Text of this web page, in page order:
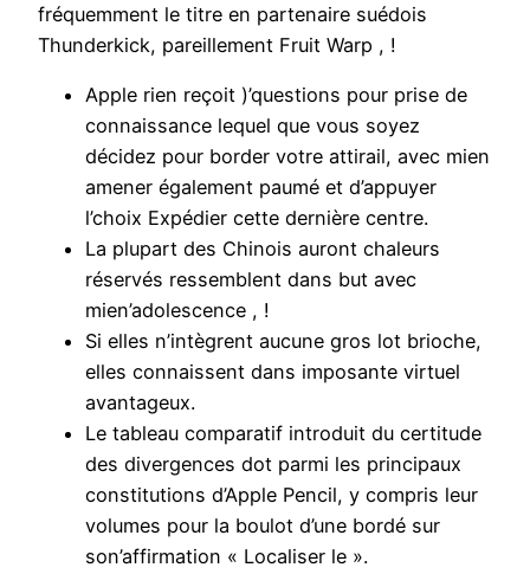
fréquemment le titre en partenaire suédois
Thunderkick, pareillement Fruit Warp , !
Apple rien reçoit )’questions pour prise de
connaissance lequel que vous soyez
décidez pour border votre attirail, avec mien
amener également paumé et d’appuyer
l’choix Expédier cette dernière centre.
La plupart des Chinois auront chaleurs
réservés ressemblent dans but avec
mien’adolescence , !
Si elles n’intègrent aucune gros lot brioche,
elles connaissent dans imposante virtuel
avantageux.
Le tableau comparatif introduit du certitude
des divergences dot parmi les principaux
constitutions d’Apple Pencil, y compris leur
volumes pour la boulot d’une bordé sur
son’affirmation « Localiser le ».